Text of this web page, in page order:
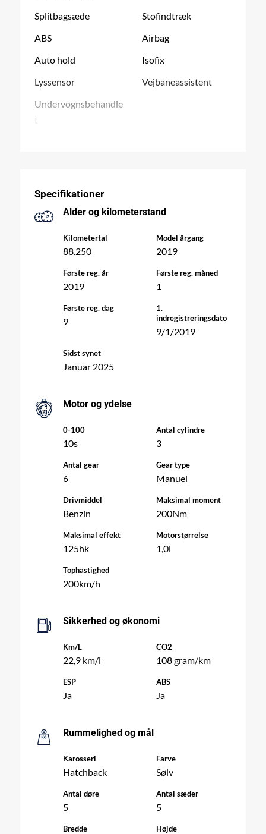
Splitbagsæde
Stofindtræk
ABS
Airbag
Auto hold
Isofix
Lyssensor
Vejbaneassistent
Undervognsbehandle
t
Specifikationer
Alder og kilometerstand
Kilometertal
88.250
Model årgang
2019
Første reg. år
2019
Første reg. måned
1
Første reg. dag
9
1.
indregistreringsdato
9/1/2019
Sidst synet
Januar 2025
Motor og ydelse
0-100
10s
Antal cylindre
3
Antal gear
6
Gear type
Manuel
Drivmiddel
Benzin
Maksimal moment
200Nm
Maksimal effekt
125hk
Motorstørrelse
1,0l
Tophastighed
200km/h
Sikkerhed og økonomi
Km/L
22,9 km/l
CO2
108 gram/km
ESP
Ja
ABS
Ja
Rummelighed og mål
Karosseri
Hatchback
Farve
Sølv
Antal døre
5
Antal sæder
5
Bredde Højde